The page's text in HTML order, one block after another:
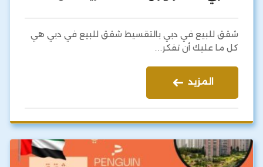
شقق للبيع في دبي بالتقسيط شقق للبيع في دبي هي
كل ما عليك أن تفكر…
المزيد